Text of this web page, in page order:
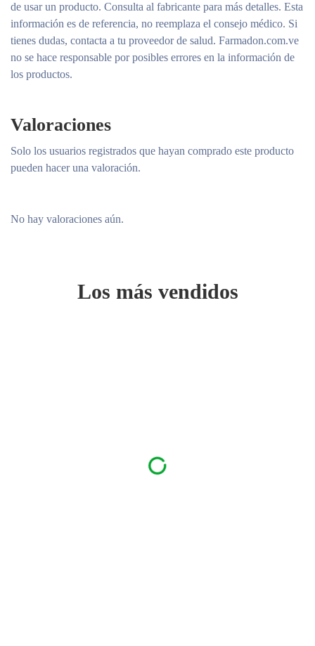
de usar un producto. Consulta al fabricante para más detalles. Esta
información es de referencia, no reemplaza el consejo médico. Si
tienes dudas, contacta a tu proveedor de salud. Farmadon.com.ve
no se hace responsable por posibles errores en la información de
los productos.
Valoraciones
No hay valoraciones aún.
Solo los usuarios registrados que hayan comprado este producto
pueden hacer una valoración.
Los más vendidos